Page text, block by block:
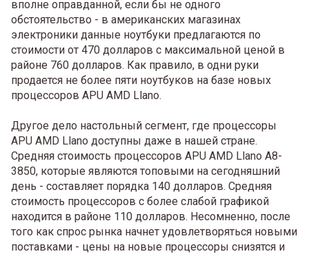
вполне оправданной, если бы не одного
обстоятельство - в американских магазинах
электроники данные ноутбуки предлагаются по
стоимости от 470 долларов с максимальной ценой в
районе 760 долларов. Как правило, в одни руки
продается не более пяти ноутбуков на базе новых
процессоров APU AMD Llano.
Другое дело настольный сегмент, где процессоры
APU AMD Llano доступны даже в нашей стране.
Средняя стоимость процессоров APU AMD Llano A8-
3850, которые являются топовыми на сегодняшний
день - составляет порядка 140 долларов. Средняя
стоимость процессоров с более слабой графикой
находится в районе 110 долларов. Несомненно, после
того как спрос рынка начнет удовлетворяться новыми
поставками - цены на новые процессоры снизятся и